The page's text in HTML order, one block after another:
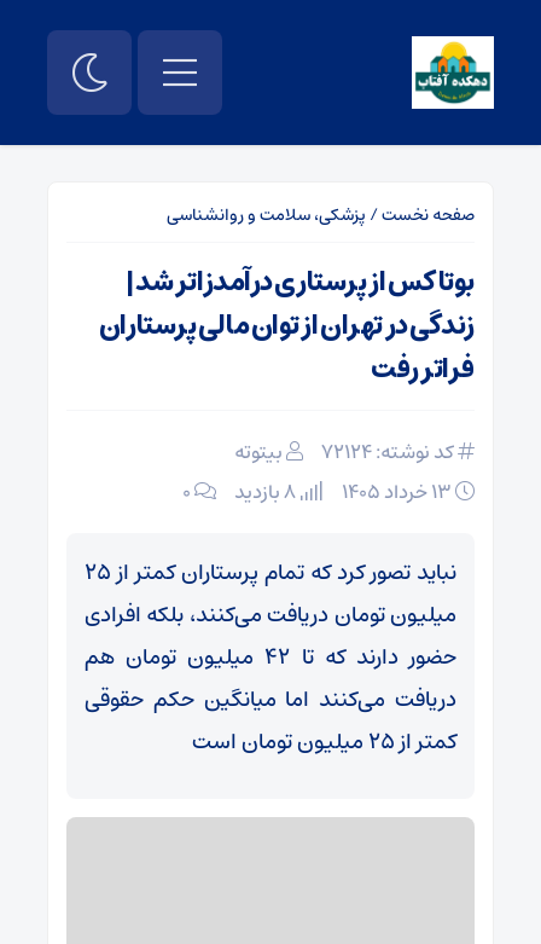
صفحه نخست/ پزشکی، سلامت و روانشناسی
بوتاکس از پرستاری درآمدزاتر شد |
زندگی در تهران از توان مالی پرستاران
فراتر رفت
کد نوشته: 72124
بیتوته
۰
نباید تصور کرد که تمام پرستاران کمتر از ۲۵
میلیون تومان دریافت می‌کنند، بلکه افرادی
حضور دارند که تا ۴۲ میلیون تومان هم
دریافت می‌کنند اما میانگین حکم حقوقی
کمتر از ۲۵ میلیون تومان است